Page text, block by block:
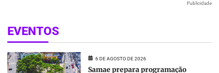
Publicidade
EVENTOS
6 DE AGOSTO DE 2026
Samae prepara programação